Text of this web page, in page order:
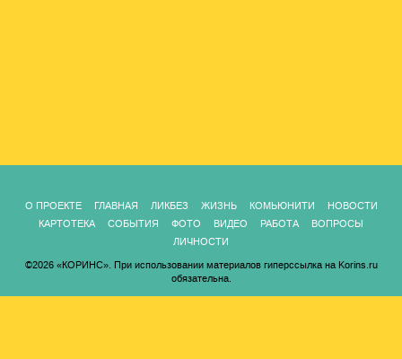
О ПРОЕКТЕ ГЛАВНАЯ ЛИКБЕЗ ЖИЗНЬ КОМЬЮНИТИ
НОВОСТИ
КАРТОТЕКА
СОБЫТИЯ ФОТО ВИДЕО РАБОТА
ВОПРОСЫ
ЛИЧНОСТИ
©2026 «КОРИНС». При использовании материалов гиперссылка на Korins.ru
обязательна.